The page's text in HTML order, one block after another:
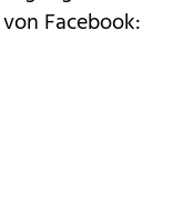
Facebook: